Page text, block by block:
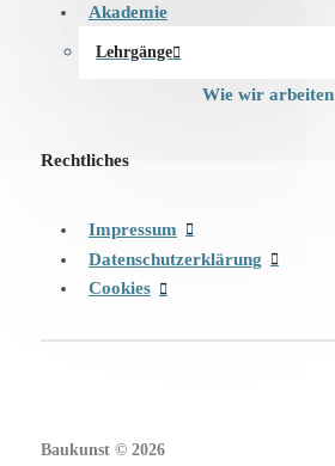
Akademie
Lehrgänge
Wie wir arbeiten
Rechtliches
Impressum
Datenschutzerklärung
Cookies
Baukunst © 2026